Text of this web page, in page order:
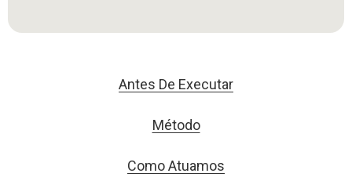
Antes De Executar
Método
Como Atuamos